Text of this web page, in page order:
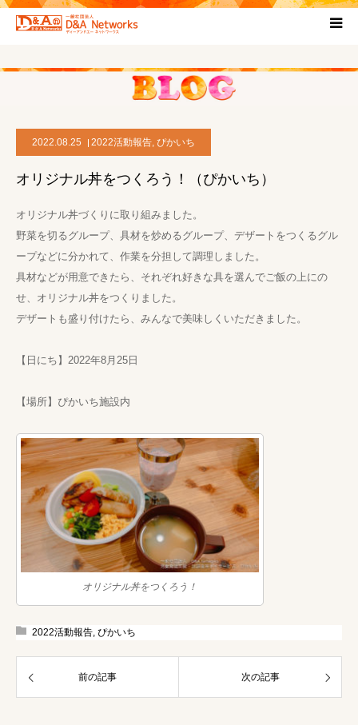
2022.08.25 2022活動報告, ぴかいち
オリジナル丼をつくろう！（ぴかいち）
オリジナル丼づくりに取り組みました。
野菜を切るグループ、具材を炒めるグループ、デザートをつくるグル
ープなどに分かれて、作業を分担して調理しました。
具材などが用意できたら、それぞれ好きな具を選んでご飯の上にの
せ、オリジナル丼をつくりました。
デザートも盛り付けたら、みんなで美味しくいただきました。
【日にち】2022年8月25日
【場所】ぴかいち施設内
オリジナル丼をつくろう！
2022活動報告, ぴかいち
前の記事 次の記事
HOME
プロジェクト概要
お問い合わせ
ブログ